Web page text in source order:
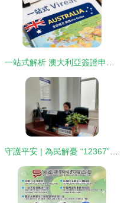
一站式解析 澳大利亞簽證申請全攻略及新西蘭在線簽證指南與移民咨詢服務概覽
守護平安 | 為民解憂 “12367”等你來CALL